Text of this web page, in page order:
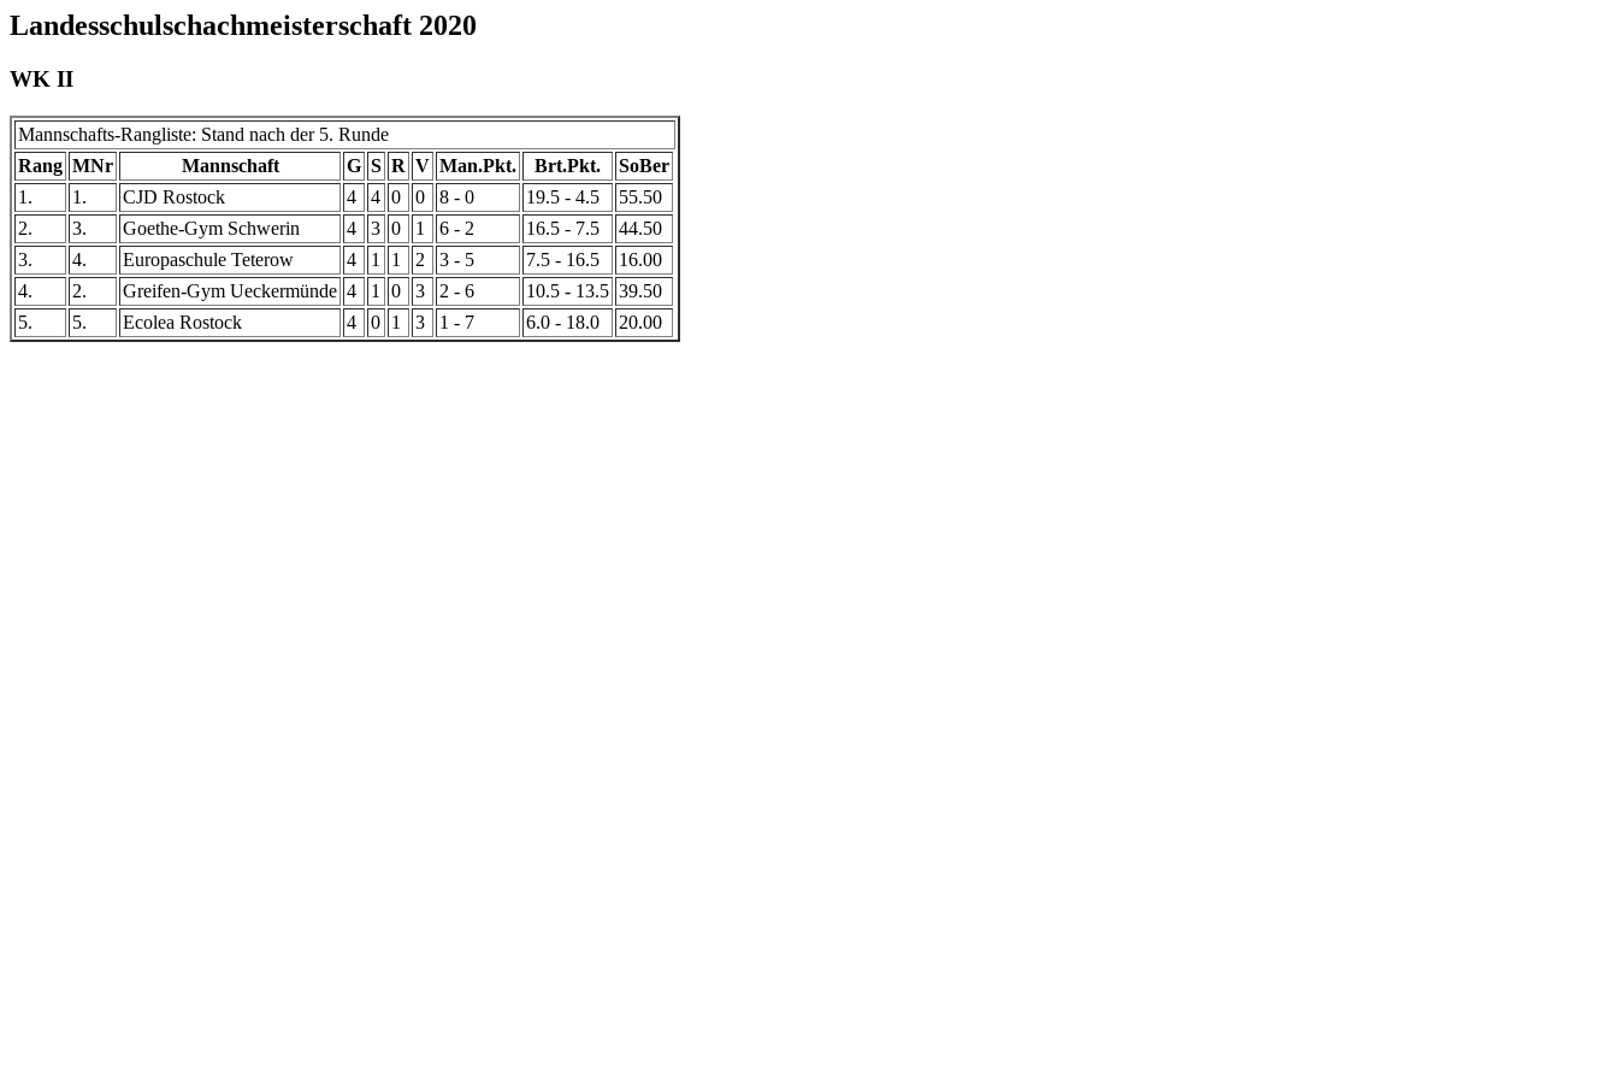
Landesschulschachmeisterschaft 2020
WK II
Mannschafts-Rangliste: Stand nach der 5. Runde
Rang MNr Mannschaft G S R V Man.Pkt. Brt.Pkt.
SoBer
1.
1. CJD Rostock 4 4 0 0 8 - 0 19.5 - 4.5
55.50
2.
3. Goethe-Gym Schwerin 4 3 0 1 6 - 2 16.5 - 7.5
44.50
3.
4. Europaschule Teterow 4 1 1 2 3 - 5 7.5 - 16.5
16.00
4.
2. Greifen-Gym Ueckermünde 4 1 0 3 2 - 6 10.5 - 13.5 39.50
5.
5. Ecolea Rostock 4 0 1 3 1 - 7 6.0 - 18.0 20.00